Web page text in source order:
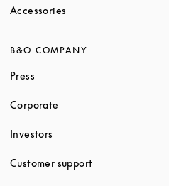
Accessories
Tab
Tab
Tab
in New Tab
B&O COMPANY
Press
Corporate
Investors
Customer supportLink Opens in